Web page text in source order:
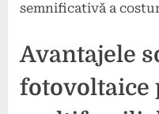
semnificativă a
Avantajele
fotovoltaice